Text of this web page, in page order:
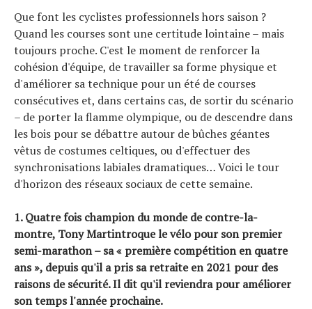
Que font les cyclistes professionnels hors saison ?
Quand les courses sont une certitude lointaine – mais
toujours proche. C'est le moment de renforcer la
cohésion d'équipe, de travailler sa forme physique et
d'améliorer sa technique pour un été de courses
consécutives et, dans certains cas, de sortir du scénario
– de porter la flamme olympique, ou de descendre dans
les bois pour se débattre autour de bûches géantes
vêtus de costumes celtiques, ou d'effectuer des
synchronisations labiales dramatiques… Voici le tour
d'horizon des réseaux sociaux de cette semaine.
1. Quatre fois champion du monde de contre-la-
montre, Tony Martintroque le vélo pour son premier
semi-marathon – sa « première compétition en quatre
ans », depuis qu'il a pris sa retraite en 2021 pour des
raisons de sécurité. Il dit qu'il reviendra pour améliorer
son temps l'année prochaine.
Technologies
Tests de produits
Conseils
Tous nos articles
À propos